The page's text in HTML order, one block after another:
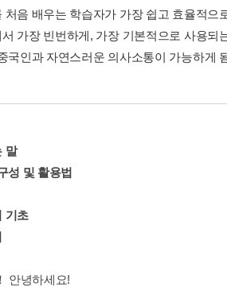
처음 배우는 학습자가 가장 쉽고 효율적으
가장 빈번하게, 가장 기본적으로 사용되
국인과 자연스러운 의사소통이 가능하게
말
성 및 활용법
기초
안녕하세요!